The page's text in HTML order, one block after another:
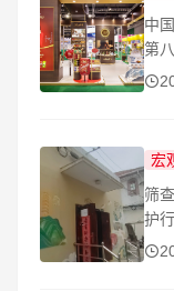
中
第
会”
&
宏
筛
护